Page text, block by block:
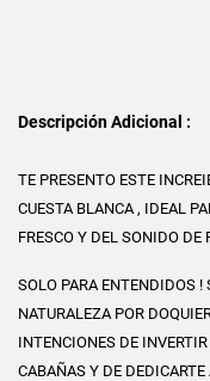
Descripción Adicional :
TE PRESENTO ESTE
CUESTA BLANCA , IDEAL
FRESCO Y DEL SONIDO DE
SOLO PARA ENTENDIDOS
NATURALEZA POR
INTENCIONES DE
CABAÑAS Y DE